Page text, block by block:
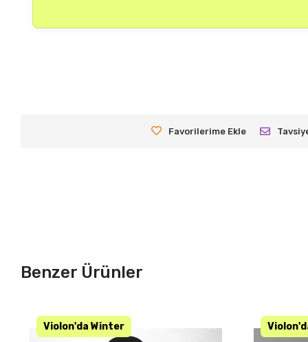
Favorilerime Ekle
Benzer Ürünler